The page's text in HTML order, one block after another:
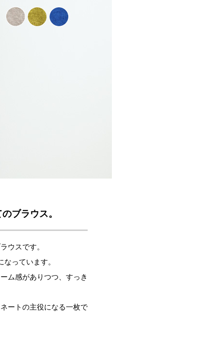
ブラウス。
ウスです。
っています。
ム感がありつつ、すっき
ートの主役になる一枚で